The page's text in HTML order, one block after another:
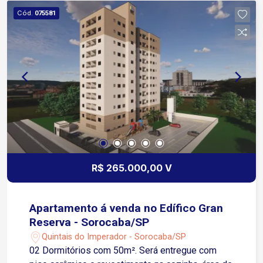
Cód. 075581
R$ 265.000,00 V
Apartamento á venda no Edífico Gran
Reserva - Sorocaba/SP
Quintais do Imperador - Sorocaba/SP
02 Dormitórios com 50m². Será entregue com